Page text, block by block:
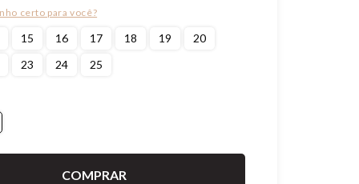
15 16 17 18 19
20
23
24 25